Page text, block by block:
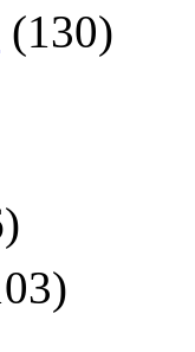
(130)